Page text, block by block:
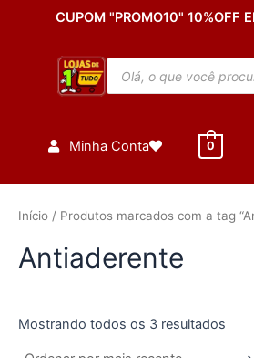
CUPOM "PROMO10" 10%OFF
Pesquisar
produtos
Minha Conta 0
Início / Produtos marcados com a tag
Antiaderente
Mostrando todos os 3 resultados
por